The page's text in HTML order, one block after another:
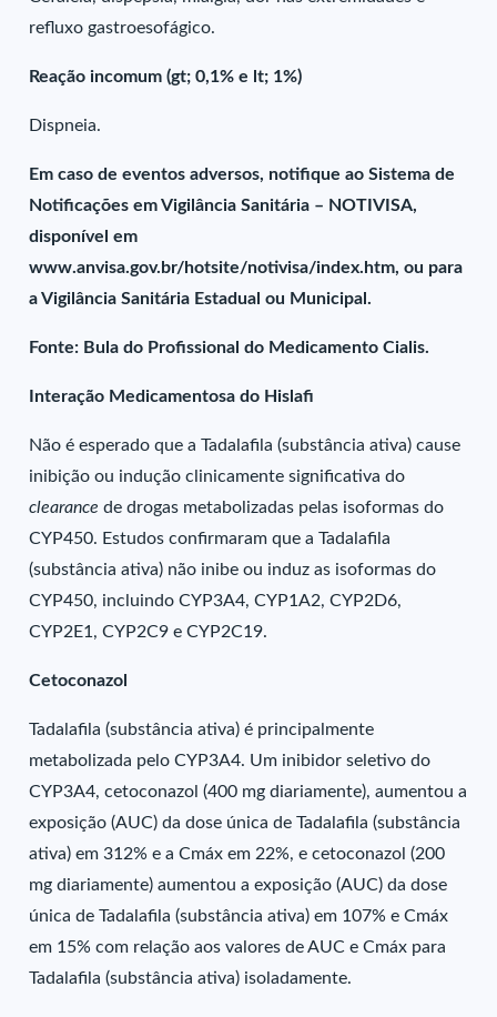
refluxo gastroesofágico.
Reação incomum (gt; 0,1% e lt; 1%)
Dispneia.
Em caso de eventos adversos, notifique ao Sistema de
Notificações em Vigilância Sanitária – NOTIVISA,
disponível em
www.anvisa.gov.br/hotsite/notivisa/index.htm, ou para
a Vigilância Sanitária Estadual ou Municipal.
Fonte: Bula do Profissional do Medicamento Cialis.
Interação Medicamentosa do Hislafi
Não é esperado que a Tadalafila (substância ativa) cause
inibição ou indução clinicamente significativa do
clearancede drogas metabolizadas pelas isoformas do
CYP450. Estudos confirmaram que a Tadalafila
(substância ativa) não inibe ou induz as isoformas do
CYP450, incluindo CYP3A4, CYP1A2, CYP2D6,
CYP2E1, CYP2C9 e CYP2C19.
Cetoconazol
Tadalafila (substância ativa) é principalmente
metabolizada pelo CYP3A4. Um inibidor seletivo do
CYP3A4, cetoconazol (400 mg diariamente), aumentou a
exposição (AUC) da dose única de Tadalafila (substância
ativa) em 312% e a Cmáx em 22%, e cetoconazol (200
mg diariamente) aumentou a exposição (AUC) da dose
única de Tadalafila (substância ativa) em 107% e Cmáx
em 15% com relação aos valores de AUC e Cmáx para
Tadalafila (substância ativa) isoladamente.